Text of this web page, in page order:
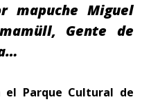
mapuche Miguel
Gente de
el Parque Cultural de